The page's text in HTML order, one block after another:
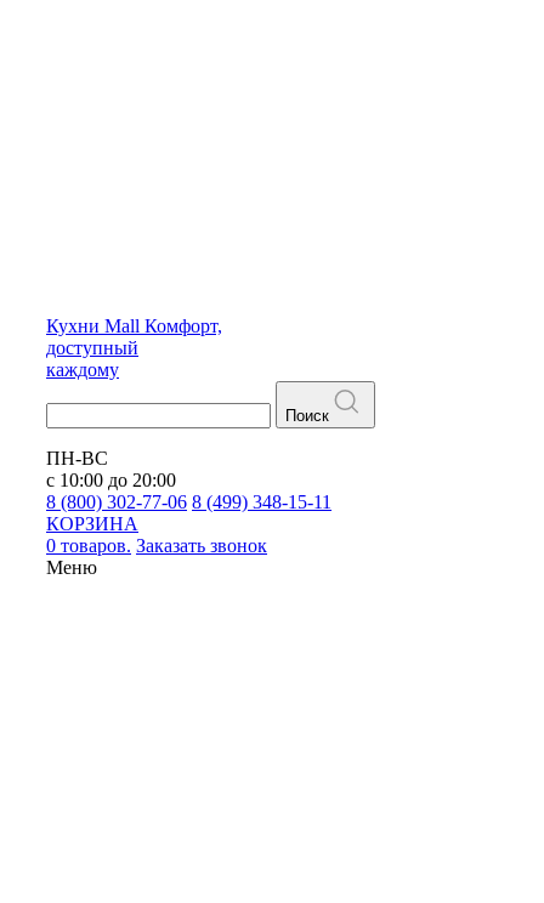
Кухни Mall Комфорт,
доступный
каждому
Поиск
ПН-ВС
с 10:00 до 20:00
8 (800) 302-77-06 8 (499) 348-15-11
КОРЗИНА
0 товаров. Заказать звонок
Меню